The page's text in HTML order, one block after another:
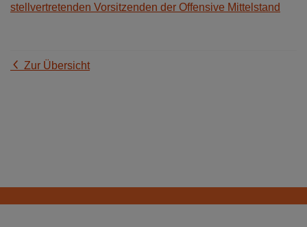
stellvertretenden Vorsitzenden der Offensive Mittelstand
Zur Übersicht